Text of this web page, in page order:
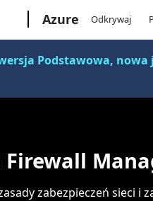
Azure Odkrywaj
Podstawowa, nowa
Firewall
zabezpieczeń sieci